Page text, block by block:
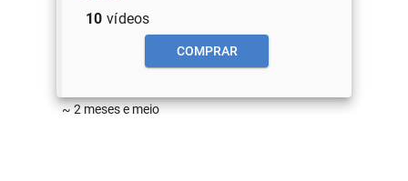
10 vídeos
COMPRAR
~ 2 meses e meio